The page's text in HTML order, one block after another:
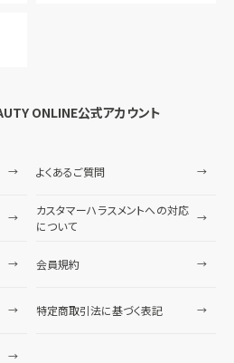
ONLINE公式アカウント
よくあるご質問
カスタマーハラスメントへの対応
について
会員規約
特定商取引法に基づく表記